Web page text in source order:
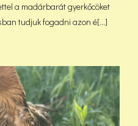
a madárbarát gyerkőcöket
tudjuk fogadni azon é[...]